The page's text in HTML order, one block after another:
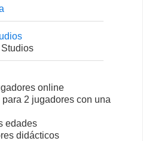
online
2 jugadores con una
edades
didácticos